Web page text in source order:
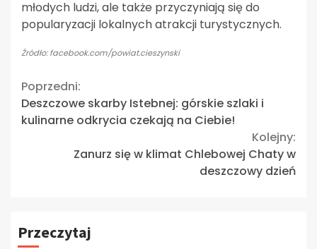
młodych ludzi, ale także przyczyniają się do
popularyzacji lokalnych atrakcji turystycznych.
Źródło: facebook.com/powiat.cieszynski
Continue
Reading
Poprzedni:
Deszczowe skarby Istebnej: górskie szlaki i
kulinarne odkrycia czekają na Ciebie!
Kolejny:
Zanurz się w klimat Chlebowej Chaty w
deszczowy dzień
Przeczytaj